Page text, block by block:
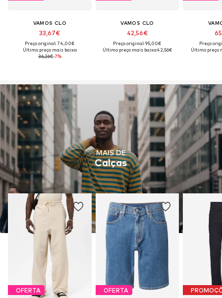
VAMOS CLO
33,67€
Preço original: 74,00€
Último preço mais baixo:
36,26€-7%
VAMOS CLO
42,56€
Preço original: 95,00€
Último preço mais baixo:42,56€
Preço
Último preço
MAIS DE
Calças
OFERTA OFERTA